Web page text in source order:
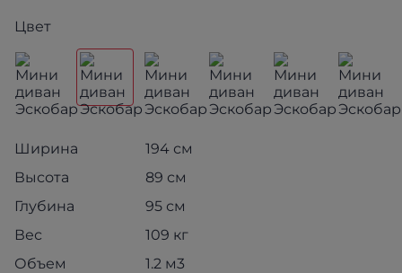
Цвет
Ширина
194 см
Высота
89 см
Глубина
95 см
Вес
109 кг
Объем
1.2 м3